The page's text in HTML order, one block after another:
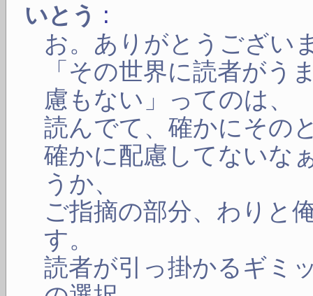
いとう :
お。ありがとうござい
「その世界に読者がう
慮もない」ってのは、
読んでて、確かにその
確かに配慮してないな
うか、
ご指摘の部分、わりと
す。
読者が引っ掛かるギミ